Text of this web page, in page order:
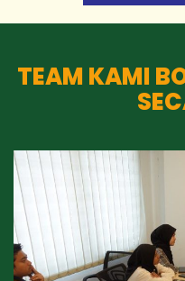
TEAM KAMI